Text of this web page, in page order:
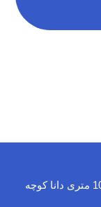
تهران سه راه افسریه شهرک رضویه 10 متری دانا کوچه